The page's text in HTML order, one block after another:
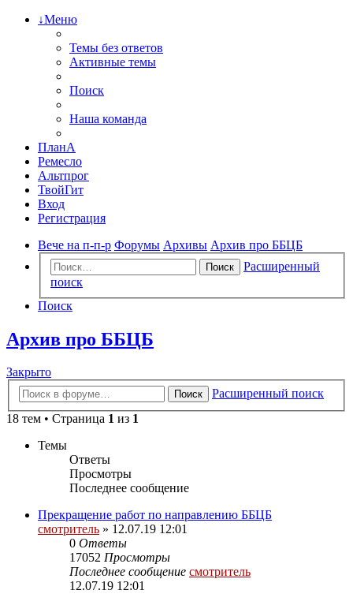
↓Меню
Темы без ответов
Активные темы
Поиск
Наша команда
ПланА
Ремесло
Альтпрог
ТвойГит
Вход
Регистрация
Вече на п-п-р Форумы Архивы Архив про ББЦБ
Поиск
Расширенный
поиск
Поиск
Архив про ББЦБ
Закрыто
Поиск
Расширенный поиск
18 тем • Страница 1 из 1
Темы
Ответы
Просмотры
Последнее сообщение
Прекращение работ по направлению ББЦБ
смотритель » 12.07.19 12:01
0 Ответы
17052 Просмотры
Последнее сообщение смотритель
12.07.19 12:01